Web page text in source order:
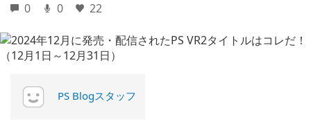
0 0 22
PS Blogスタッフ